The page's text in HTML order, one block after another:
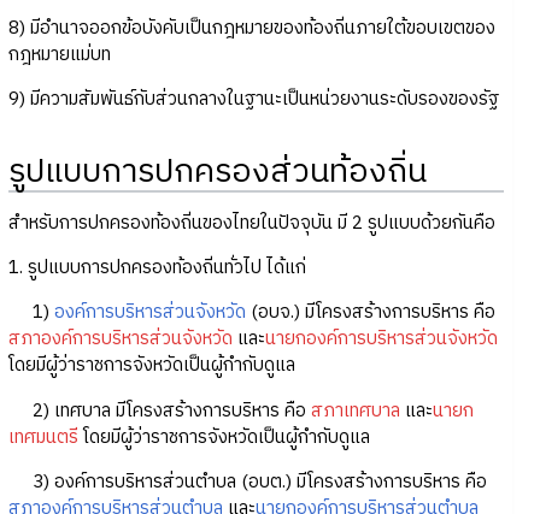
8) มีอำนาจออกข้อบังคับเป็นกฎหมายของท้องถิ่นภายใต้ขอบเขตของ
กฎหมายแม่บท
9) มีความสัมพันธ์กับส่วนกลางในฐานะเป็นหน่วยงานระดับรองของรัฐ
รูปแบบการปกครองส่วนท้องถิ่น
สำหรับการปกครองท้องถิ่นของไทยในปัจจุบัน มี 2 รูปแบบด้วยกันคือ
1. รูปแบบการปกครองท้องถิ่นทั่วไป ได้แก่
1) องค์การบริหารส่วนจังหวัด (อบจ.) มีโครงสร้างการบริหาร คือ
สภาองค์การบริหารส่วนจังหวัด และนายกองค์การบริหารส่วนจังหวัด
โดยมีผู้ว่าราชการจังหวัดเป็นผู้กำกับดูแล
2) เทศบาล มีโครงสร้างการบริหาร คือ สภาเทศบาล และนายก
เทศมนตรีโดยมีผู้ว่าราชการจังหวัดเป็นผู้กำกับดูแล
3) องค์การบริหารส่วนตำบล (อบต.) มีโครงสร้างการบริหาร คือ